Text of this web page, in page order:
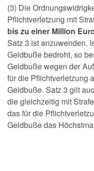
(3) Die
Pflichtverletzung mit
bis zu einer Million
Satz 3 ist anzuwenden.
Geldbuße bedroht, so
Geldbuße wegen der
für die Pflichtverletzung
Geldbuße. Satz 3 gilt
die gleichzeitig mit
das für die
Geldbuße das